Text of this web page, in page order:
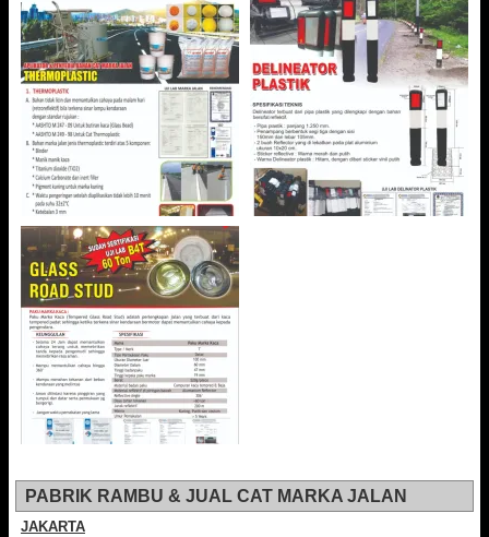
PABRIK RAMBU & JUAL CAT MARKA JALAN
JAKARTA